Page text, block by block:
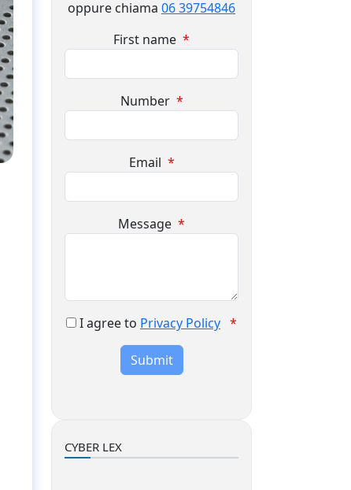
oppure chiama 06 39754846
First name *
Number *
Email *
Message *
I agree to Privacy Policy *
Submit
CYBER LEX